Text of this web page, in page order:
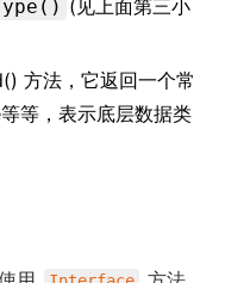
(见上面第三小
方法，它返回一个常
等，表示底层数据类